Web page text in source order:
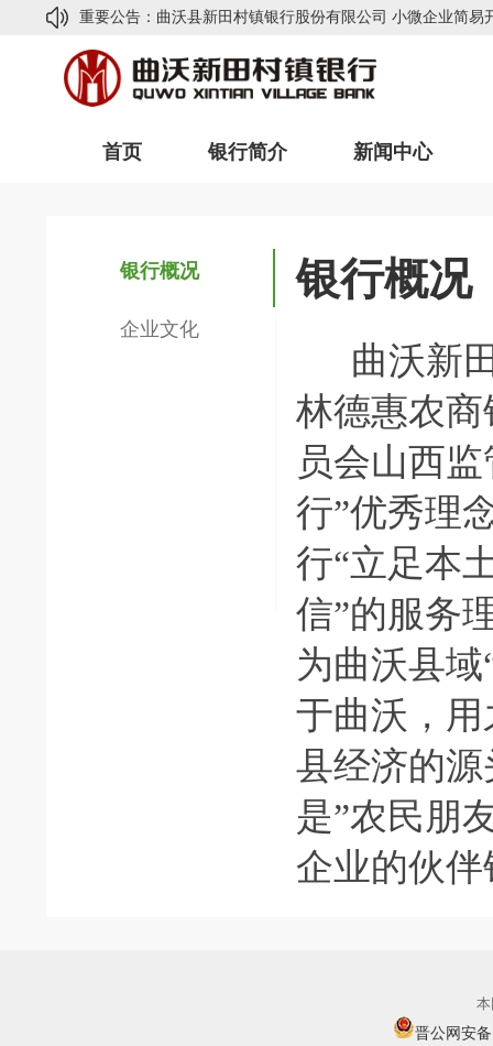
重要公告： 曲沃县新田村镇银行股份有限公司 小微企业简易
关于年终决算期间关闭所有业务的公告
曲沃新田村镇银行询证函业务受理公示 【查看详
关于年终决算期间关闭所有业务的公告 【查看详
关于暂停跨行支付业务的通告 【查看详情】
首页 银行简介 新闻中心
银行概况
企业文化
银行概况
曲沃新
林德惠农
员会山西
行”优秀理
行“立足本
信”的服务
为曲沃县
于曲沃，用
县经济的
是”农民朋
企业的伙伴
晋公网安备